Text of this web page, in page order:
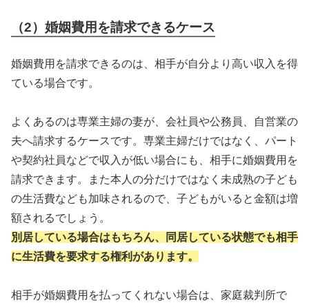
（2）婚姻費用を請求できるケース
婚姻費用を請求できるのは、相手が自分より高い収入を得
ている場合です。
よくあるのは専業主婦の妻が、会社員や公務員、自営業の
夫へ請求するケースです。専業主婦だけではなく、パート
や契約社員などで収入が低い場合にも、相手に婚姻費用を
請求できます。また本人の分だけではなく未成熟の子ども
の生活費なども加味されるので、子どもがいると金額は増
額されるでしょう。
別居している場合はもちろん、同居している状態でも相手
に生活費を要求する権利があります。
相手が婚姻費用を払ってくれない場合は、家庭裁判所で